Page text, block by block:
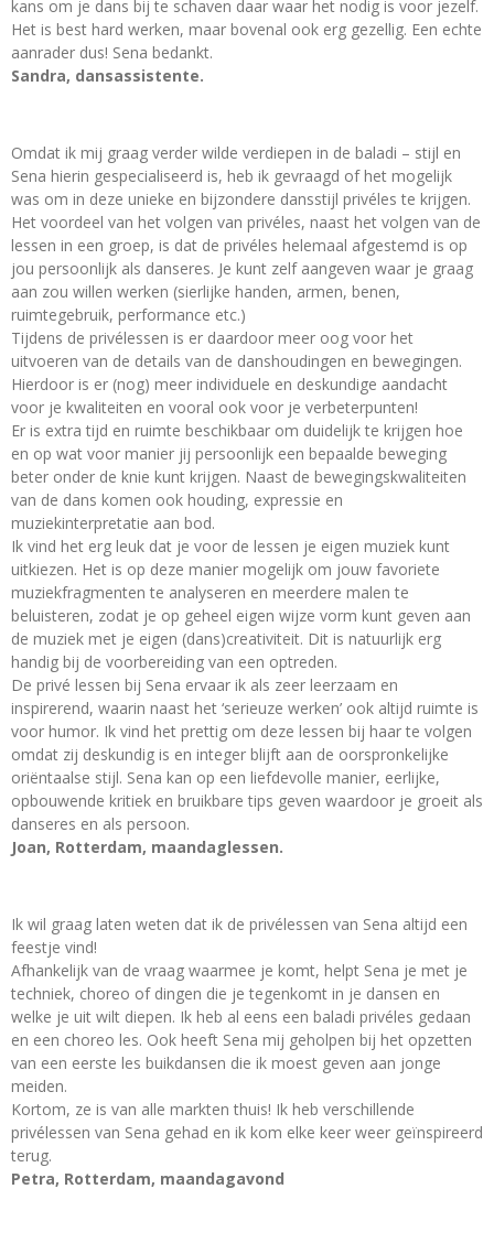
kans om je dans bij te schaven daar waar het nodig is voor jezelf.
Het is best hard werken, maar bovenal ook erg gezellig. Een echte
aanrader dus! Sena bedankt.
Sandra, dansassistente.
Omdat ik mij graag verder wilde verdiepen in de baladi – stijl en
Sena hierin gespecialiseerd is, heb ik gevraagd of het mogelijk
was om in deze unieke en bijzondere dansstijl privéles te krijgen.
Het voordeel van het volgen van privéles, naast het volgen van de
lessen in een groep, is dat de privéles helemaal afgestemd is op
jou persoonlijk als danseres. Je kunt zelf aangeven waar je graag
aan zou willen werken (sierlijke handen, armen, benen,
ruimtegebruik, performance etc.)
Tijdens de privélessen is er daardoor meer oog voor het
uitvoeren van de details van de danshoudingen en bewegingen.
Hierdoor is er (nog) meer individuele en deskundige aandacht
voor je kwaliteiten en vooral ook voor je verbeterpunten!
Er is extra tijd en ruimte beschikbaar om duidelijk te krijgen hoe
en op wat voor manier jij persoonlijk een bepaalde beweging
beter onder de knie kunt krijgen. Naast de bewegingskwaliteiten
van de dans komen ook houding, expressie en
muziekinterpretatie aan bod.
Ik vind het erg leuk dat je voor de lessen je eigen muziek kunt
uitkiezen. Het is op deze manier mogelijk om jouw favoriete
muziekfragmenten te analyseren en meerdere malen te
beluisteren, zodat je op geheel eigen wijze vorm kunt geven aan
de muziek met je eigen (dans)creativiteit. Dit is natuurlijk erg
handig bij de voorbereiding van een optreden.
De privé lessen bij Sena ervaar ik als zeer leerzaam en
inspirerend, waarin naast het ‘serieuze werken’ ook altijd ruimte is
voor humor. Ik vind het prettig om deze lessen bij haar te volgen
omdat zij deskundig is en integer blijft aan de oorspronkelijke
oriëntaalse stijl. Sena kan op een liefdevolle manier, eerlijke,
opbouwende kritiek en bruikbare tips geven waardoor je groeit als
danseres en als persoon.
Joan, Rotterdam, maandaglessen.
Ik wil graag laten weten dat ik de privélessen van Sena altijd een
feestje vind!
Afhankelijk van de vraag waarmee je komt, helpt Sena je met je
techniek, choreo of dingen die je tegenkomt in je dansen en
welke je uit wilt diepen. Ik heb al eens een baladi privéles gedaan
en een choreo les. Ook heeft Sena mij geholpen bij het opzetten
van een eerste les buikdansen die ik moest geven aan jonge
meiden.
Kortom, ze is van alle markten thuis! Ik heb verschillende
privélessen van Sena gehad en ik kom elke keer weer geïnspireerd
terug.
Petra, Rotterdam, maandagavond